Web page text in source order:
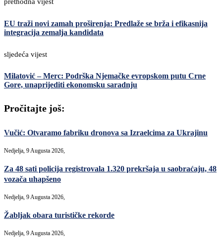
EU traži novi zamah proširenja: Predlaže se brža i efikasnija
integracija zemalja kandidata
sljedeća vijest
Milatović – Merc: Podrška Njemačke evropskom putu Crne
Gore, unaprijediti ekonomsku saradnju
Pročitajte još:
Vučić: Otvaramo fabriku dronova sa Izraelcima za Ukrajinu
Nedjelja, 9 Augusta 2026,
Za 48 sati policija registrovala 1.320 prekršaja u saobraćaju, 48
vozača uhapšeno
Nedjelja, 9 Augusta 2026,
Žabljak obara turističke rekorde
Nedjelja, 9 Augusta 2026,